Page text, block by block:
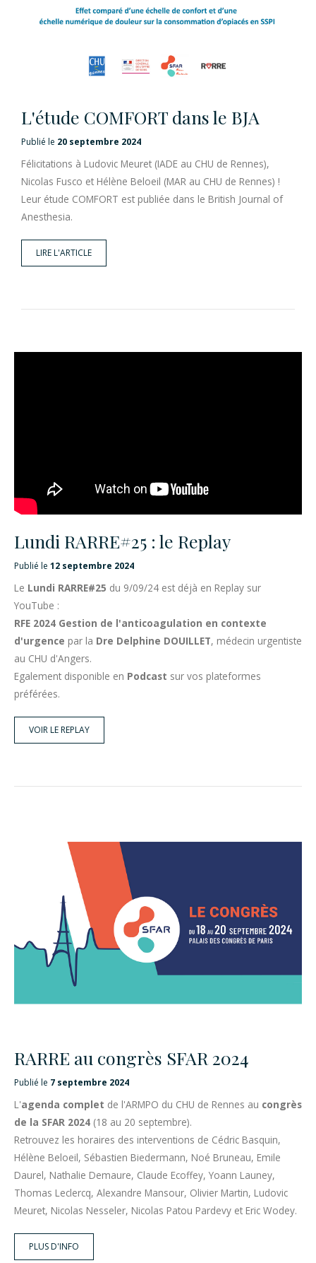
L'étude COMFORT dans le BJA
Publié le 20 septembre 2024
Félicitations à Ludovic Meuret (IADE au CHU de Rennes),
Nicolas Fusco et Hélène Beloeil (MAR au CHU de Rennes) !
Leur étude COMFORT est publiée dans le British Journal of
Anesthesia.
LIRE L'ARTICLE
Lundi RARRE#25 : le Replay
Publié le 12 septembre 2024
Le Lundi RARRE#25 du 9/09/24 est déjà en Replay sur
YouTube :
RFE 2024 Gestion de l'anticoagulation en contexte
d'urgence par la Dre Delphine DOUILLET, médecin urgentiste
au CHU d'Angers.
Egalement disponible en Podcast sur vos plateformes
préférées.
VOIR LE REPLAY
RARRE au congrès SFAR 2024
Publié le 7 septembre 2024
L'agenda complet de l'ARMPO du CHU de Rennes au congrès
de la SFAR 2024 (18 au 20 septembre).
Retrouvez les horaires des interventions de Cédric Basquin,
Hélène Beloeil, Sébastien Biedermann, Noé Bruneau, Emile
Daurel, Nathalie Demaure, Claude Ecoffey, Yoann Launey,
Thomas Leclercq, Alexandre Mansour, Olivier Martin, Ludovic
Meuret, Nicolas Nesseler, Nicolas Patou Pardevy et Eric Wodey.
PLUS D'INFO